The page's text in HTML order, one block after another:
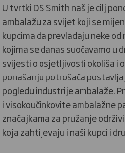
U tvrtki DS Smith naš je cilj
ambalažu za svijet koji se
kupcima da prevladaju neke od
kojima se danas suočavamo u
svijesti o osjetljivosti okoliša i
ponašanju potrošača
pogledu industrije ambalaže.
i visokoučinkovite ambalažne
značajkama za pružanje
koja zahtijevaju i naši kupci i